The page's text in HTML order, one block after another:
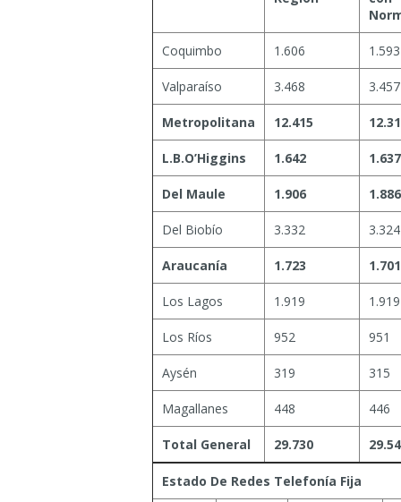
Coquimbo 1.606 1.593
Valparaíso 3.468 3.457
Metropolitana 12.415
L.B.O’Higgins 1.642 1.637
Del Maule 1.906 1.886
Del Biobío 3.332 3.324
Araucanía 1.723 1.701
Los Lagos 1.919 1.919
Los Ríos 952 951
Aysén 319 315
Magallanes 448 446
Total General 29.730
Estado De Redes Telefonía Fija